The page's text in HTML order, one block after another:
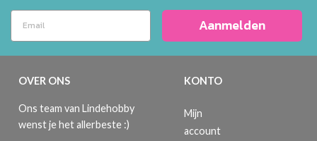
Aanmelden
OVER ONS
Ons team van Lindehobby
wenst je het allerbeste :)
KONTO
Mijn
account